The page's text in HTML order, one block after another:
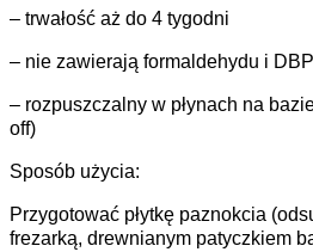
– trwałość aż do 4 tygodni
– nie zawierają formaldehydu i
– rozpuszczalny w płynach na
off)
Sposób użycia:
Przygotować płytkę paznokcia
frezarką, drewnianym patyczkiem